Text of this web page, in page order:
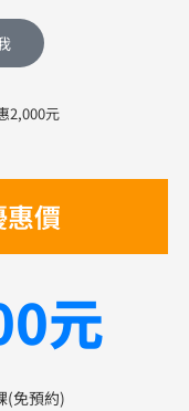
2,000元
價
元
(免預約)